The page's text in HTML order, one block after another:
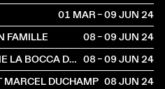
01 MAR – 09 JUN2024
FAMILLE
08 – 09 JUN2024
MURIEL IMBACH, COMPAGNIE LA BOCCA DELLA LUNA 08 – 09 JUN2024
MARCEL DUCHAMP 08 JUN2024